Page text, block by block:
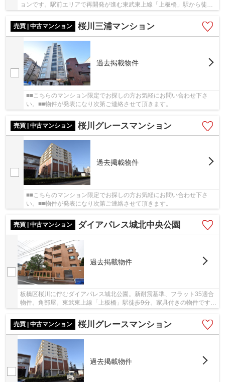
ョンです。駅前エリアで再開発が進む東武東上線「上板橋」駅から徒歩
10分。広大な城北中央公園までは徒歩２分。ペ...
売買 | 中古マンション
桜川三浦マンション
過去掲載物件
■■こちらのマンション限定でお探しの方お気軽にお問い合わせ下さ
い。■■物件が発表になり次第ご連絡させて頂きます。
売買 | 中古マンション 桜川グレースマンション
過去掲載物件
■■こちらのマンション限定でお探しの方お気軽にお問い合わせ下さ
い。■■物件が発表になり次第ご連絡させて頂きます。
売買 | 中古マンション ダイアパレス城北中央公園
過去掲載物件
板橋区桜川に佇むダイアパレス城北公園。新耐震基準、フラット35適合
物件。角部屋。東武東上線「上板橋」駅徒歩9分。家具付きの物件です。
売買 | 中古マンション
桜川グレースマンション
過去掲載物件